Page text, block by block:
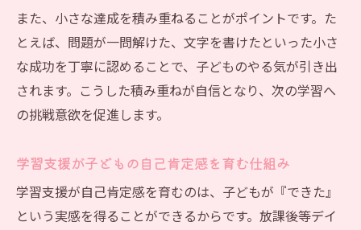
また、小さな達成を積み重ねることがポイントです。た
とえば、問題が一問解けた、文字を書けたといった小さ
な成功を丁寧に認めることで、子どものやる気が引き出
されます。こうした積み重ねが自信となり、次の学習へ
の挑戦意欲を促進します。
学習支援が子どもの自己肯定感を育む仕組み
学習支援が自己肯定感を育むのは、子どもが『できた』
という実感を得ることができるからです。放課後等デイ